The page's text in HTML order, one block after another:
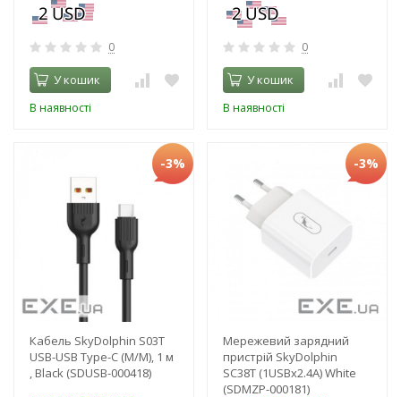
0
У кошик
В наявності
0
У кошик
В наявності
-3%
Кабель SkyDolphin S03T
USB-USB Type-C (M/M), 1 м
, Black (SDUSB-000418)
-3%
Мережевий зарядний
пристрій SkyDolphin
SC38T (1USBx2.4A) White
(SDMZP-000181)